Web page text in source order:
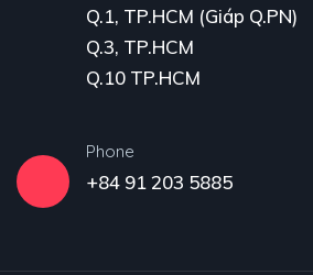
Q.1, TP.HCM (Giáp Q.PN)
Q.3, TP.HCM
Q.10 TP.HCM
Phone
+84 91 203 5885